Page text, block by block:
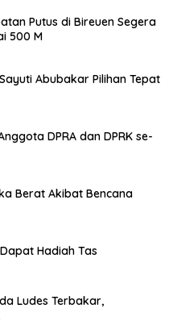
Putus di Bireuen Segera
500 M
Abubakar Pilihan Tepat
DPRA dan DPRK se-
Berat Akibat Bencana
Hadiah Tas
Ludes Terbakar,